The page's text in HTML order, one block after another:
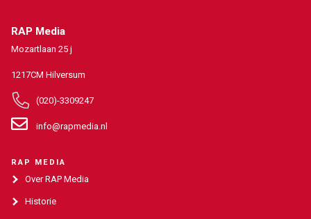
RAP Media
Mozartlaan 25 j
1217CM Hilversum
(020)-3309247
info@rapmedia.nl
RAP MEDIA
Over RAP Media
Historie